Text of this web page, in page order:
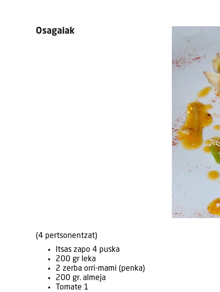
Osagaiak
(4 pertsonentzat)
Itsas zapo 4 puska
200 gr leka
2 zerba orri-mami (penka)
200 gr. almeja
Tomate 1